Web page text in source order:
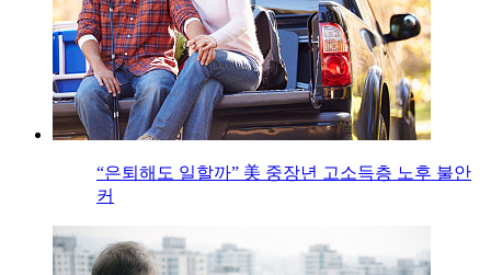
“은퇴해도 일할까” 美 중장년 고소득층 노후 불안
커